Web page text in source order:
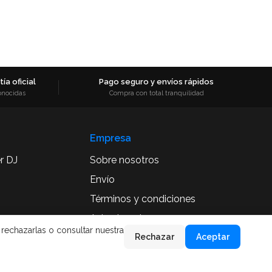
oficial Pago seguro y envíos rápidos
Compra con total tranquilidad
DJ
Empresa
Sobre nosotros
Envío
Términos y condiciones
Aviso Legal
o consultar nuestra
Rechazar Aceptar